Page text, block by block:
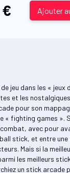
d’envieAjouter
jeu dans les «
et les
pour son
« fighting games
avec pour
stick, et entre
Mais si la
les meilleurs
un stick